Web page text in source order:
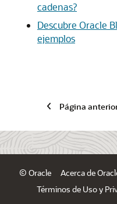
cadenas?
Descubre Oracle
ejemplos
Página
© Oracle Acerca de
Términos de Uso y